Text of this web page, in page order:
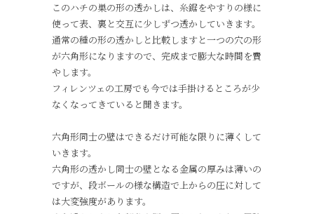
このハチの巣の形の透かしは、糸鋸をやすりの様に
使って表、裏と交互に少しずつ透かしていきます。
通常の種の形の透かしと比較しますと一つの穴の形
が六角形になりますので、完成まで膨大な時間を費
やします。
フィレンツェの工房でも今では手掛けるところが少
なくなってきていると聞きます。
六角形同士の壁はできるだけ可能な限りに薄くして
いきます。
六角形の透かし同士の壁となる金属の厚みは薄いの
ですが、段ボールの様な構造で上からの圧に対して
は大変強度があります。